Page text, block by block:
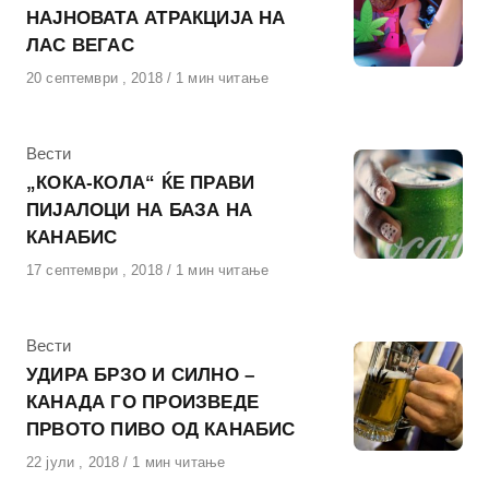
НАЈНОВАТА АТРАКЦИЈА НА
ЛАС ВЕГАС
Објавено
20 септември , 2018 1 мин читање
КАтегорија
Вести
„КОКА-КОЛА“ ЌЕ ПРАВИ
ПИЈАЛОЦИ НА БАЗА НА
КАНАБИС
Објавено
17 септември , 2018 1 мин читање
КАтегорија
Вести
УДИРА БРЗО И СИЛНО –
КАНАДА ГО ПРОИЗВЕДЕ
ПРВОТО ПИВО ОД КАНАБИС
Објавено
22 јули , 2018 1 мин читање